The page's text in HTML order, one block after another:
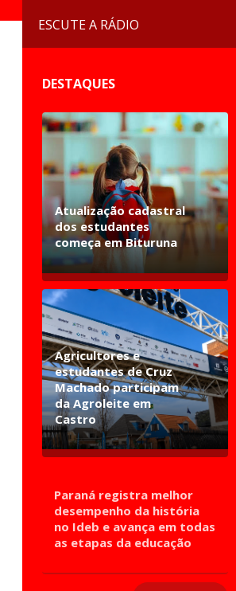
ESCUTE A RÁDIO
DESTAQUES
Atualização cadastral
dos estudantes
começa em Bituruna
Agricultores e
estudantes de Cruz
Machado participam
da Agroleite em
Castro
Paraná registra melhor
desempenho da história
no Ideb e avança em todas
as etapas da educação